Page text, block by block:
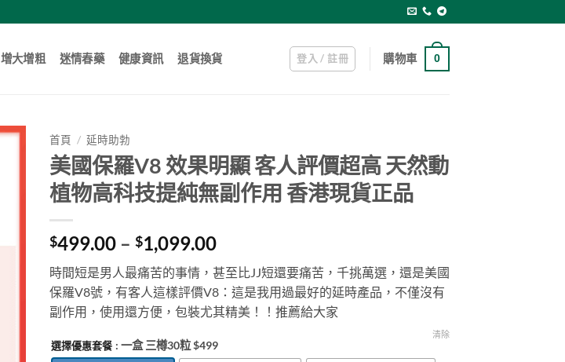
增大增粗 迷情春藥 健康資訊 退貨換貨 登入 / 註冊 購物車 0
首頁 / 延時助勃
美國保羅V8 效果明顯 客人評價超高 天然動
植物高科技提純無副作用 香港現貨正品
$499.00 – $1,099.00Price
range:
$499.00
through
$1,099.00
時間短是男人最痛苦的事情，甚至比JJ短還要痛苦，千挑萬選，還是美國
保羅V8號，有客人這樣評價V8：這是我用過最好的延時產品，不僅沒有
副作用，使用還方便，包裝尤其精美！！推薦給大家
選擇優惠套餐 : 一盒 三樽30粒 $499
清除